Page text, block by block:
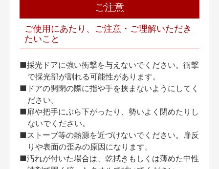
ご注意
ご使用にあたり、ご注意・ご理解いただき
たいこと
■採光ドアに強い衝撃を与えないでください。衝撃
で採光部が割れる可能性があります。
■ドアの開閉の際に指や手を挟まないようにしてく
ださい。
■扉や把手にぶら下がったり、勢いよく閉めたりし
ないでください。
■ストーブ等の熱源を近づけないでください。扉反
りや表面の歪みの原因になります。
■汚れが付いた場合は、乾拭きもしくは薄めた中性